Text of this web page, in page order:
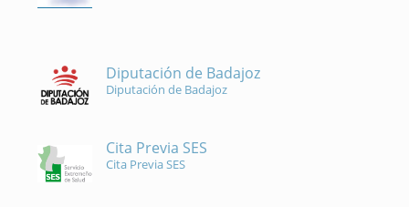
Diputación de Badajoz
Diputación de Badajoz
Cita Previa SES
Cita Previa SES